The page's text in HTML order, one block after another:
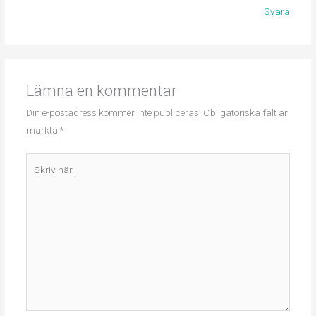
Svara
Lämna en kommentar
Din e-postadress kommer inte publiceras. Obligatoriska fält är
märkta *